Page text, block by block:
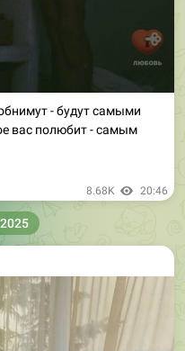
- будут самыми
вас полюбит - самым
8.68K 20:46